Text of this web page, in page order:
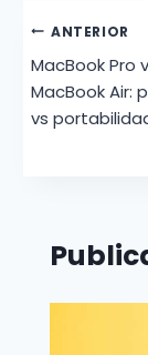
de
ANTERIOR
MacBook Pro
MacBook Air:
vs